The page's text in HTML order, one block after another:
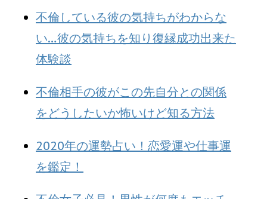
不倫している彼の気持ちがわからな
い…彼の気持ちを知り復縁成功出来た
体験談
不倫相手の彼がこの先自分との関係
をどうしたいか怖いけど知る方法
2020年の運勢占い！恋愛運や仕事運
を鑑定！